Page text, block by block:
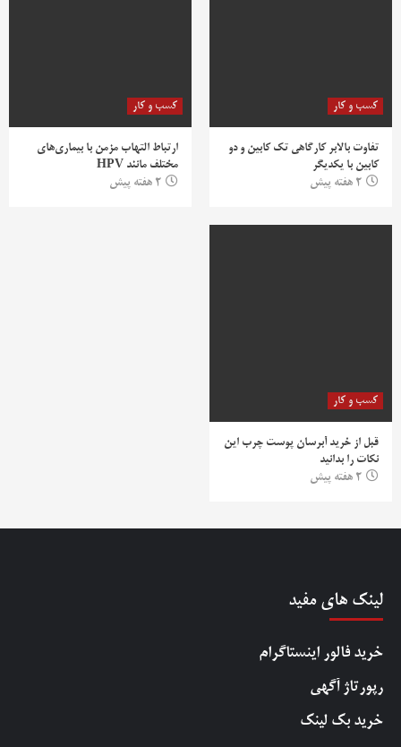
کسب و کار
تفاوت بالابر کارگاهی تک کابین و دو
کابین با یکدیگر
2 هفته پیش
کسب و کار
ارتباط التهاب مزمن با بیماری‌های
مختلف مانند HPV
2 هفته پیش
کسب و کار
قبل از خرید آبرسان پوست چرب این
نکات را بدانید
2 هفته پیش
لینک های مفید
خرید فالور اینستاگرام
رپورتاژ آگهی
خرید بک لینک